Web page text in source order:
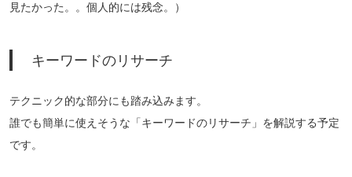
見たかった。。個人的には残念。）
キーワードのリサーチ
テクニック的な部分にも踏み込みます。
誰でも簡単に使えそうな「キーワードのリサーチ」を解説する予定
です。